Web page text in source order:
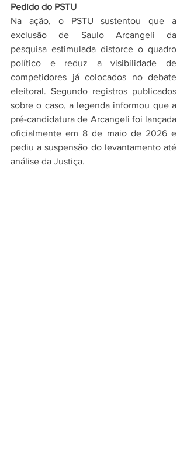
Pedido do PSTU
Na ação, o PSTU sustentou que a
exclusão de Saulo Arcangeli da
pesquisa estimulada distorce o quadro
político e reduz a visibilidade de
competidores já colocados no debate
eleitoral. Segundo registros publicados
sobre o caso, a legenda informou que a
pré-candidatura de Arcangeli foi lançada
oficialmente em 8 de maio de 2026 e
pediu a suspensão do levantamento até
análise da Justiça.